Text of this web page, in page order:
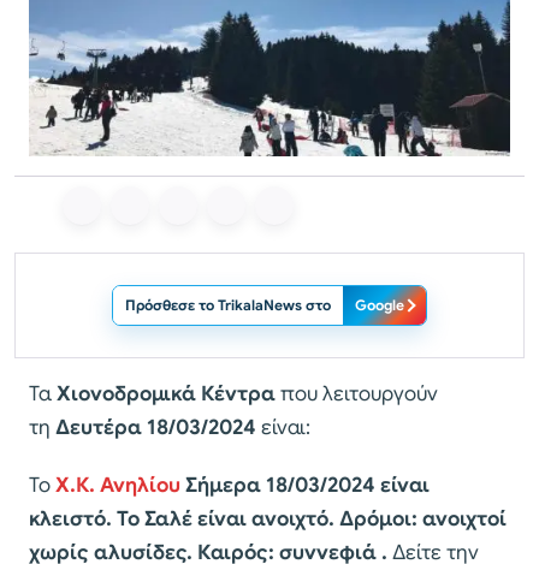
Πρόσθεσε το TrikalaNews στο Google
ΤαΧιονοδρομικά Κέντραπου λειτουργούν
τη Δευτέρα 18/03/2024 είναι:
ΤοΧ.Κ. Ανηλίου Σήμερα 18/03/2024 είναι
κλειστό. Το Σαλέ είναι ανοιχτό. Δρόμοι: ανοιχτοί
χωρίς αλυσίδες. Καιρός: συννεφιά . Δείτε την